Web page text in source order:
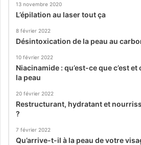
13 novembre 2020
L’épilation au laser tout ça
8 février 2022
Désintoxication de la peau au
10 février 2022
Niacinamide : qu’est-ce que c’est
la peau
20 février 2022
Restructurant, hydratant et
?
7 février 2022
Qu’arrive-t-il à la peau de votre